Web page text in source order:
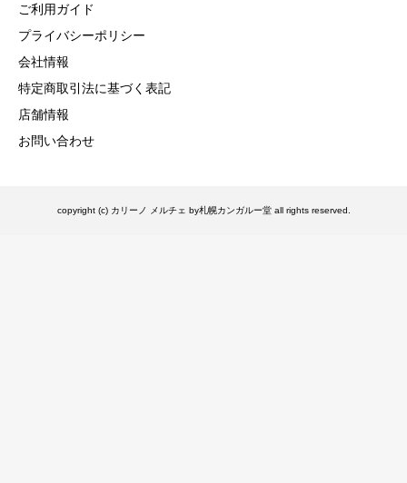
ご利用ガイド
プライバシーポリシー
会社情報
特定商取引法に基づく表記
店舗情報
お問い合わせ
copyright (c) カリーノ メルチェ by札幌カンガルー堂 all rights reserved.